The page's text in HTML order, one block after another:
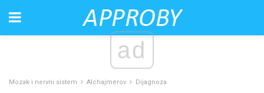
ad
Mozak i nervni sistem Alchajmerov Dijagnoza